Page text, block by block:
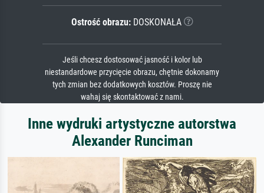
Ostrość obrazu:DOSKONAŁA
Jeśli chcesz dostosować jasność i kolor lub
niestandardowe przycięcie obrazu, chętnie dokonamy
tych zmian bez dodatkowych kosztów. Proszę nie
wahaj się skontaktować z nami.
Inne wydruki artystyczne autorstwa
Alexander Runciman